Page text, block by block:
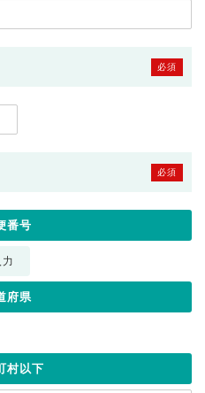
必須
必須
番号
府県
村以下